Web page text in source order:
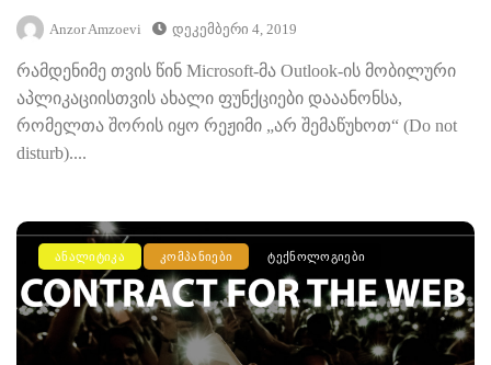
Anzor Amzoevi Დეკემბერი 4, 2019
რამდენიმე თვის წინ Microsoft-მა Outlook-ის მობილური
აპლიკაციისთვის ახალი ფუნქციები დააანონსა,
რომელთა შორის იყო რეჟიმი „არ შემაწუხოთ“ (Do not
disturb)....
ᲐᲜᲐᲚᲘᲢᲘᲙᲐ ᲙᲝᲛᲞᲐᲜᲘᲔᲑᲘ ᲢᲔᲥᲜᲝᲚᲝᲒᲘᲔᲑᲘ